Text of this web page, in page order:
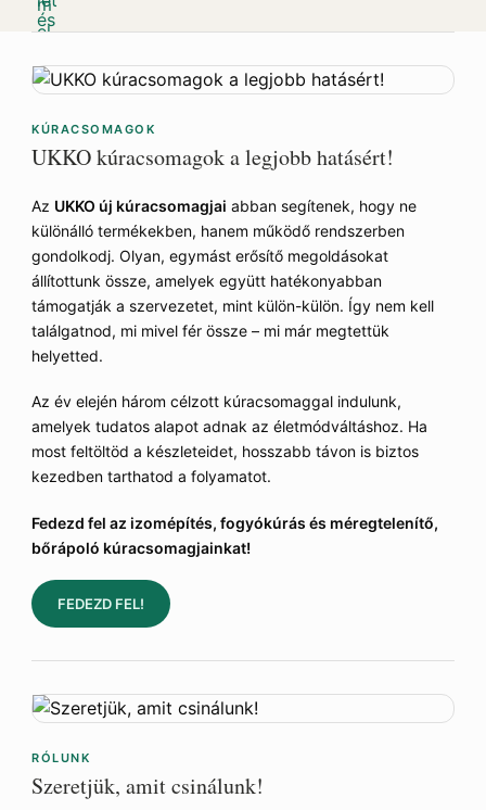
KÚRACSOMAGOK
UKKO kúracsomagok a legjobb hatásért!
Az UKKO új kúracsomagjai abban segítenek, hogy ne
különálló termékekben, hanem működő rendszerben
gondolkodj. Olyan, egymást erősítő megoldásokat
állítottunk össze, amelyek együtt hatékonyabban
támogatják a szervezetet, mint külön-külön. Így nem kell
találgatnod, mi mivel fér össze – mi már megtettük
helyetted.
Az év elején három célzott kúracsomaggal indulunk,
amelyek tudatos alapot adnak az életmódváltáshoz. Ha
most feltöltöd a készleteidet, hosszabb távon is biztos
kezedben tarthatod a folyamatot.
Fedezd fel az izomépítés, fogyókúrás és méregtelenítő,
bőrápoló kúracsomagjainkat!
FEDEZD FEL!
RÓLUNK
Szeretjük, amit csinálunk!